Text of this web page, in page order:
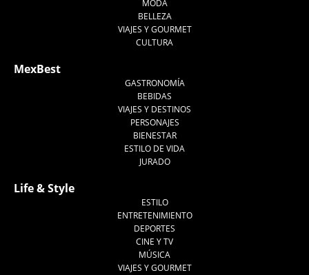
MODA
BELLEZA
VIAJES Y GOURMET
CULTURA
MexBest
GASTRONOMÍA
BEBIDAS
VIAJES Y DESTINOS
PERSONAJES
BIENESTAR
ESTILO DE VIDA
JURADO
Life & Style
ESTILO
ENTRETENIMIENTO
DEPORTES
CINE Y TV
MÚSICA
VIAJES Y GOURMET